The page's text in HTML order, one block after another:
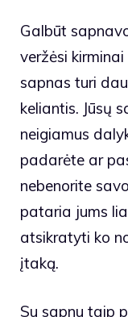
Galbūt
veržėsi
sapnas turi
keliantis. Jūsų
neigiamus
padarėte ar
nebenorite
pataria jums
atsikratyti ko
įtaką.
Su sapnu taip